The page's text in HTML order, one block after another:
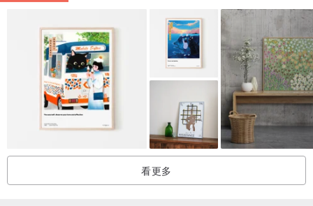
可強化現代藝術與設計感氛圍，讓空間更有個性。
▍商品資訊
作品尺寸：A2（約 42 × 59.4 cm）
類型：不含畫框
材質：霧面PP相紙
方向：直式
●顏色：每部顯示器的顏色會略有不同，以實物為準。
●版權：設計師保有商品編輯的所有權，請勿翻製銷售。
看更多